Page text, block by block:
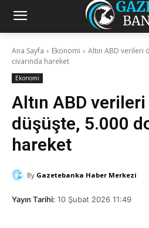
Ana Sayfa Ekonomi
Altın ABD verileri
civarında hareket
Ekonomi
Altın ABD
düşüşte, 5.000
hareket
By Gazetebanka Haber Merkezi
Yayın Tarihi: 10 Şubat 2026 11:49